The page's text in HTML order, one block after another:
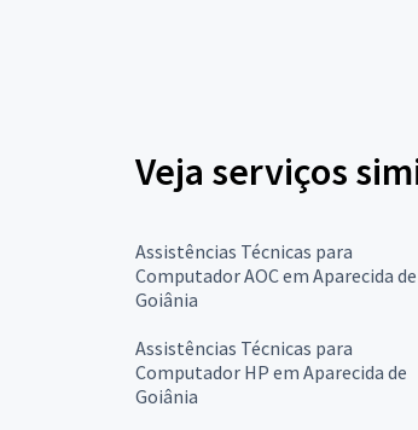
Veja serviços
Assistências Técnicas para
Computador AOC em Aparecida de
Goiânia
Assistências Técnicas para
Computador HP em Aparecida de
Goiânia